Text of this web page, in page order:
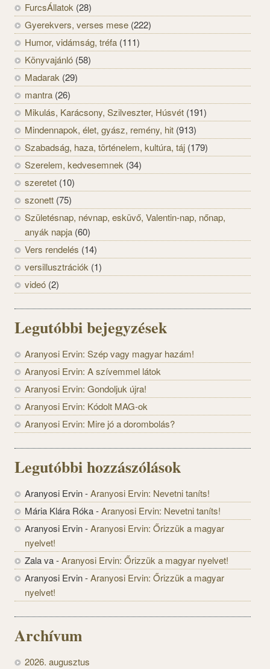
FurcsÁllatok (28)
Gyerekvers, verses mese (222)
Humor, vidámság, tréfa (111)
Könyvajánló (58)
Madarak (29)
mantra (26)
Mikulás, Karácsony, Szilveszter, Húsvét (191)
Mindennapok, élet, gyász, remény, hit (913)
Szabadság, haza, történelem, kultúra, táj (179)
Szerelem, kedvesemnek (34)
szeretet (10)
szonett (75)
Születésnap, névnap, esküvő, Valentin-nap, nőnap,
anyák napja (60)
Vers rendelés (14)
versillusztrációk (1)
videó (2)
Legutóbbi bejegyzések
Aranyosi Ervin: Szép vagy magyar hazám!
Aranyosi Ervin: A szívemmel látok
Aranyosi Ervin: Gondoljuk újra!
Aranyosi Ervin: Kódolt MAG-ok
Aranyosi Ervin: Mire jó a dorombolás?
Legutóbbi hozzászólások
Aranyosi Ervin-Aranyosi Ervin: Nevetni taníts!
Mária Klára Róka-Aranyosi Ervin: Nevetni taníts!
Aranyosi Ervin-Aranyosi Ervin: Őrizzük a magyar
nyelvet!
Zala va-Aranyosi Ervin: Őrizzük a magyar nyelvet!
Aranyosi Ervin-Aranyosi Ervin: Őrizzük a magyar
nyelvet!
Archívum
2026. augusztus